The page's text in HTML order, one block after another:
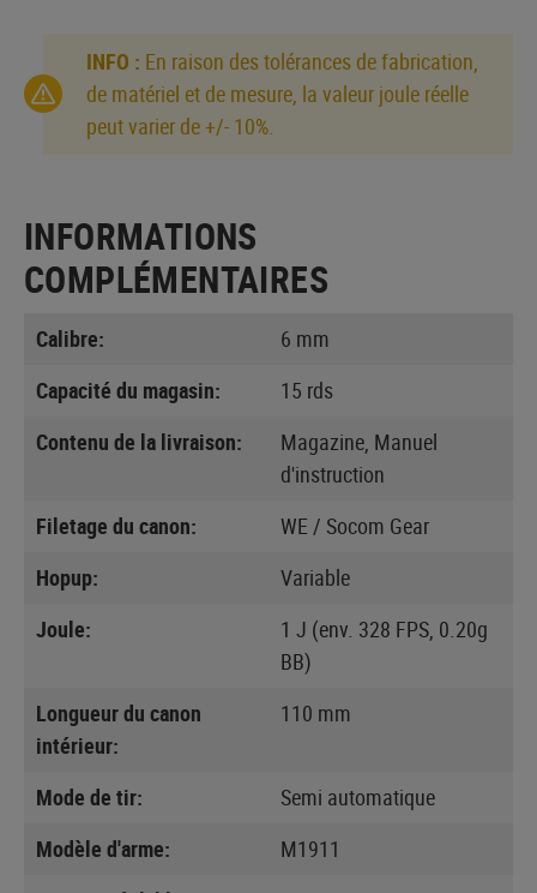
INFO : En raison des tolérances de fabrication,
de matériel et de mesure, la valeur joule réelle
peut varier de +/- 10%.
INFORMATIONS
COMPLÉMENTAIRES
Calibre:
6 mm
Capacité du magasin:
15 rds
Contenu de la livraison:
Magazine, Manuel
d'instruction
Filetage du canon:
WE / Socom Gear
Hopup:
Variable
Joule:
1 J (env. 328 FPS, 0.20g
BB)
Longueur du canon
intérieur:
110 mm
Mode de tir:
Semi automatique
Modèle d'arme:
M1911